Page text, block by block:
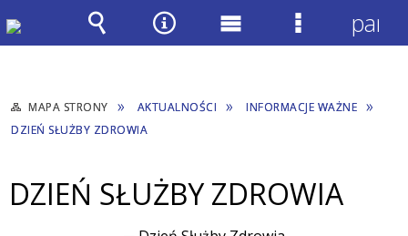
MAPA STRONY AKTUALNOŚCI
INFORMACJE WAŻNE
DZIEŃ SŁUŻBY ZDROWIA
DZIEŃ SŁUŻBY ZDROWIA
Wyszukiwarka
Narzędzia
Menu Menu
panel